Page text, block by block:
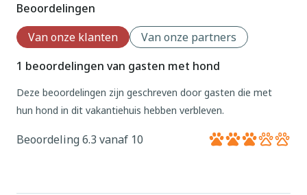
Beoordelingen
Van onze klanten
Van onze partners
1 beoordelingen van gasten met hond
Deze beoordelingen zijn geschreven door gasten die met
hun hond in dit vakantiehuis hebben verbleven.
Beoordeling 6.3 vanaf 10